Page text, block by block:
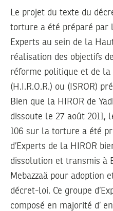
Le projet du texte du
torture a été préparé par
Experts au sein de la
réalisation des objectifs
réforme politique et de
(H.I.R.O.R.) ou (ISROR)
Bien que la HIROR de
dissoute le 27 août 2011,
106 sur la torture a été
d’Experts de la HIROR
dissolution et transmis à
Mebazzaä pour adoption
décret-loi. Ce groupe
composé en majorité d’